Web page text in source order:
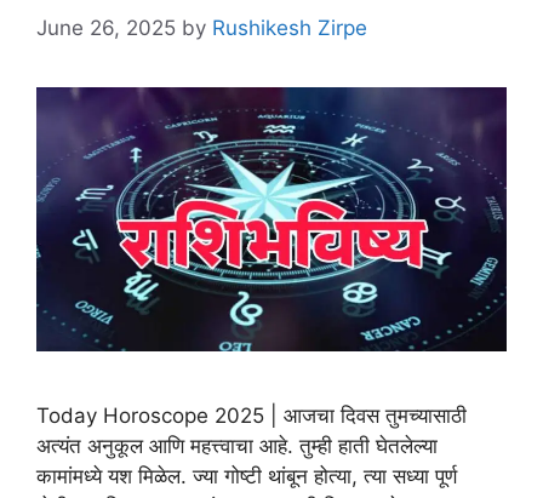
June 26, 2025 by Rushikesh Zirpe
Today Horoscope 2025 | आजचा दिवस तुमच्यासाठी
अत्यंत अनुकूल आणि महत्त्वाचा आहे. तुम्ही हाती घेतलेल्या
कामांमध्ये यश मिळेल. ज्या गोष्टी थांबून होत्या, त्या सध्या पूर्ण